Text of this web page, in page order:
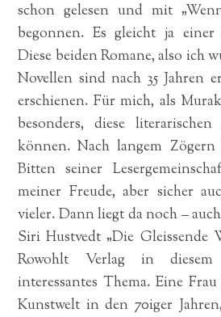
schon gelesen und mit
begonnen. Es gleicht ja einer
Diese beiden Romane, also ich
Novellen sind nach 35 Jahren
erschienen. Für mich, als
besonders, diese
können. Nach langem
Bitten seiner
meiner Freude, aber sicher
vieler. Dann liegt da noch –
Siri Hustvedt „Die Gleissende
Rowohlt Verlag in
interessantes Thema. Eine
Kunstwelt in den 70iger